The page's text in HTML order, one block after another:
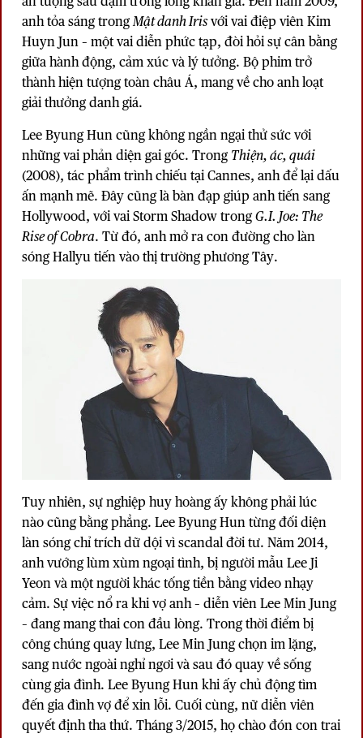
anh tỏa sáng trongMật danh Irisvới vai điệp viên Kim
Huyn Jun – một vai diễn phức tạp, đòi hỏi sự cân bằng
giữa hành động, cảm xúc và lý tưởng. Bộ phim trở
thành hiện tượng toàn châu Á, mang về cho anh loạt
giải thưởng danh giá.
Lee Byung Hun cũng không ngần ngại thử sức với
những vai phản diện gai góc. TrongThiện, ác, quái
(2008), tác phẩm trình chiếu tại Cannes, anh để lại dấu
ấn mạnh mẽ. Đây cũng là bàn đạp giúp anh tiến sang
Hollywood, với vai Storm Shadow trongG.I. Joe: The
Rise of Cobra. Từ đó, anh mở ra con đường cho làn
sóng Hallyu tiến vào thị trường phương Tây.
Tuy nhiên, sự nghiệp huy hoàng ấy không phải lúc
nào cũng bằng phẳng. Lee Byung Hun từng đối diện
làn sóng chỉ trích dữ dội vì scandal đời tư. Năm 2014,
anh vướng lùm xùm ngoại tình, bị người mẫu Lee Ji
Yeon và một người khác tống tiền bằng video nhạy
cảm. Sự việc nổ ra khi vợ anh – diễn viên Lee Min Jung
– đang mang thai con đầu lòng. Trong thời điểm bị
công chúng quay lưng, Lee Min Jung chọn im lặng,
sang nước ngoài nghỉ ngơi và sau đó quay về sống
cùng gia đình. Lee Byung Hun khi ấy chủ động tìm
đến gia đình vợ để xin lỗi. Cuối cùng, nữ diễn viên
quyết định tha thứ. Tháng 3/2015, họ chào đón con trai